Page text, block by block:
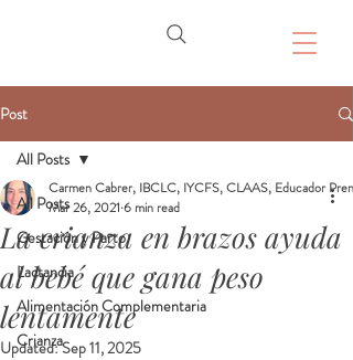
Post
All Posts
Gestación y Parto
Lactancia
Alimentación Complementaria
Crianza
All Posts
La crianza en brazos ayuda
al bebé que gana peso
lentamente
Carmen Cabrer, IBCLC, IYCFS, CLAAS, Educador
Mar 26, 2021 6 min read
Updated:Sep 11, 2025